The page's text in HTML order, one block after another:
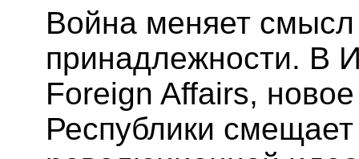
Война меняет
принадлежности. В
Foreign Affairs,
Республики